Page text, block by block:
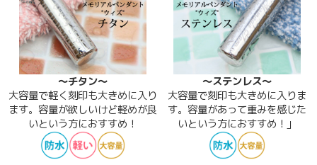
～チタン～
大容量で軽く刻印も大きめに入り
ます。容量が欲しいけど軽めが良
いという方におすすめ！
～ステンレス～
大容量で刻印も大きめに入りま
す。容量があって重みを感じた
いという方におすすめ！」